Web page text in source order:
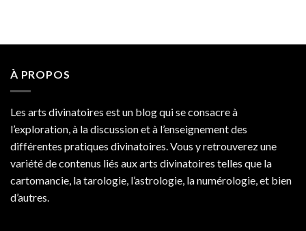
À PROPOS
Les arts divinatoires est un blog qui se consacre à
l’exploration, à la discussion et à l’enseignement des
différentes pratiques divinatoires. Vous y retrouverez une
variété de contenus liés aux arts divinatoires telles que la
cartomancie, la tarologie, l’astrologie, la numérologie, et bien
d’autres.